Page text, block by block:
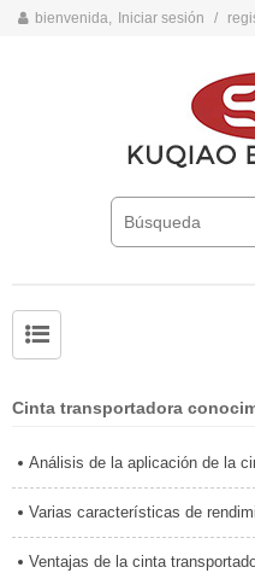
bienvenida, Iniciar sesión /
Cinta transportadora
Análisis de la aplicación de la cinta
Varias características de rendimiento
Ventajas de la cinta